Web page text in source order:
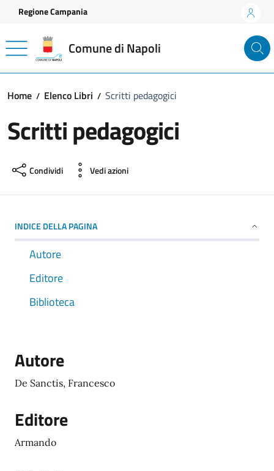
Vai ai contenuti
Vai al footer
Regione Campania
Comune di Napoli
Home Elenco Libri Scritti pedagogici
Scritti pedagogici
Condividi Vedi azioni
INDICE DELLA PAGINA
Autore
Editore
Biblioteca
Autore
De Sanctis, Francesco
Editore
Armando